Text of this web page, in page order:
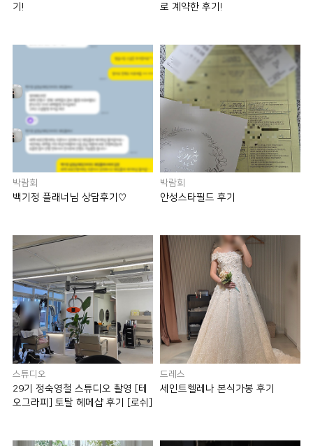
기!
로 계약한 후기!
박람회
백기정 플래너님 상담후기♡
박람회
안성스타필드 후기
스튜디오
29기 정숙영철 스튜디오 촬영 [테
오그라피] 토탈 헤메샵 후기 [로쉬]
드레스
세인트헬레나 본식가봉 후기